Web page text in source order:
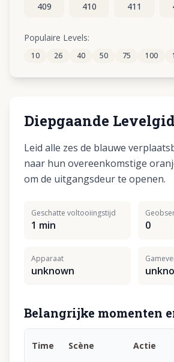
409 410 411
414 415
419 420 421
Populaire Levels:
10 26 40 50 75 100
Diepgaande
Leid alle zes de blauwe
naar hun overeenkomstige
om de uitgangsdeur te openen.
Geschatte voltooiingstijd
1 min 0
Apparaat
unknown
Belangrijke momenten
Time Scène Actie